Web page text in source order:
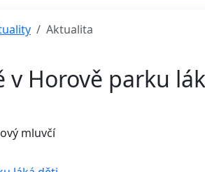
Aktualita
Horově parku
mluvčí